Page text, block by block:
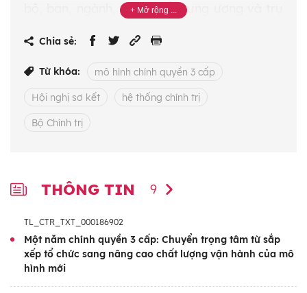
bộ, ban, ngành, đoàn thể Trung ương và trụ
phường, đặc khu trên toàn quốc với tổng số
557.099 đại biểu tham dự.
Chia sẻ:
Từ khóa: mô hình chính quyền 3 cấp
Hội nghị sơ kết hệ thống chính trị
Bộ Chính trị
THÔNG TIN 9
TL_CTR_TXT_000186902
Một năm chính quyền 3 cấp: Chuyển trọng tâm từ sắp
xếp tổ chức sang nâng cao chất lượng vận hành của mô
hình mới